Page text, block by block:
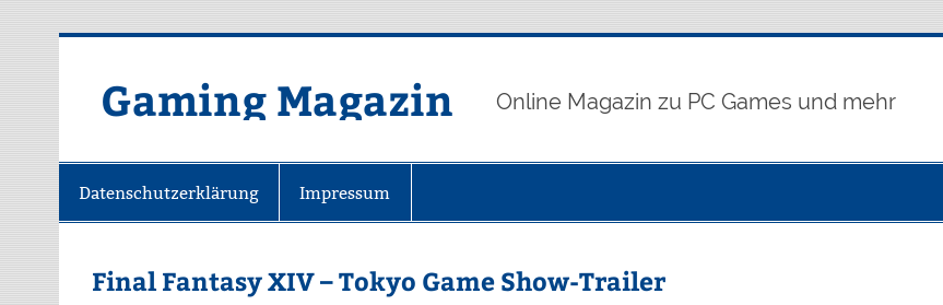
Gaming Magazin Online Magazin zu PC Games und mehr
Datenschutzerklärung Impressum
Final Fantasy XIV – Tokyo Game Show-Trailer